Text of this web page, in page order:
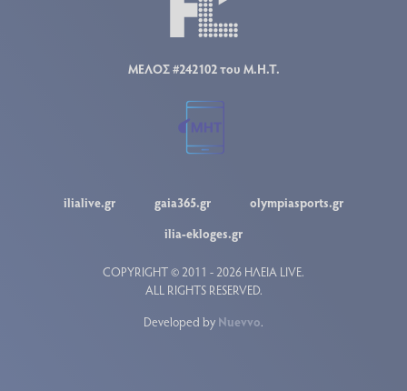
ΜΕΛΟΣ #242102 του Μ.Η.Τ.
ilialive.gr gaia365.gr
olympiasports.gr
ilia-ekloges.gr
COPYRIGHT © 2011 - 2026 ΗΛΕΙΑ LIVE.
ALL RIGHTS RESERVED.
Developed by Nuevvo.